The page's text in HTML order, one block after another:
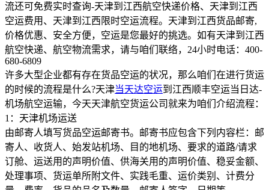
流还可免费实时查询-天津到江西航空快递价格、天津到江西
空运费用、天津到江西限时空运流程。天津到江西货品邮寄,
价格优惠、安全方便，空运是您最好的挑选。如有天津到江西
航空快递、航空物流需求，请与咱们联络，24小时电话：400-
680-6809
许多大型企业都有存在货品空运的状况，那么咱们在进行货运
的时候的流程是什么?天津当天达空运到江西顺丰空运当日达-
机场航空运输，今天天津航空货运公司就来为咱们介绍流程：
1：天津机场运送
由邮寄人填写货品空运邮寄书。邮寄书应包含下列内容栏：邮
寄人、收货人、始发站机场、目的地机场、要求的道路/请求
订舱、运送用的声明价值、供海关用的声明价值、稳妥金额、
处理事项、货运单所附文件、实践毛重、运价类别、计费分